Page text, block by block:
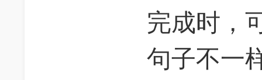
完成时，
句子不一